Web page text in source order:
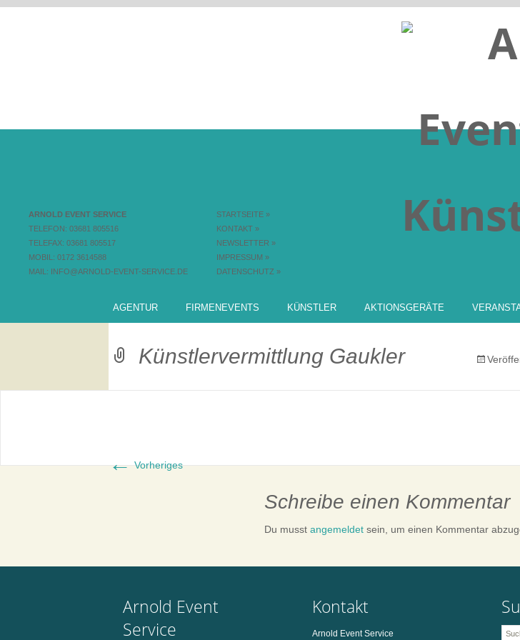
ARNOLD EVENT SERVICE
TELEFON: 03681 805516
TELEFAX: 03681 805517
MOBIL: 0172 3614588
MAIL: INFO@ARNOLD-EVENT-SERVICE.DE
STARTSEITE »
KONTAKT »
NEWSLETTER »
IMPRESSUM »
DATENSCHUTZ »
AGENTUR FIRMENEVENTS KÜNSTLER AKTIONSGERÄTE
Künstlervermittlung Gaukler
←Vorheriges
Schreibe einen Kommentar
Du musst angemeldet sein, um einen Kommentar
Arnold Event
Service
Kontakt
Arnold Event Service